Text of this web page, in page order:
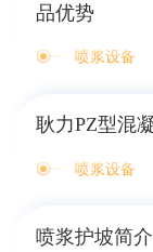
品优势
喷浆设备
耿力PZ型混
喷浆设备
喷浆护坡简介